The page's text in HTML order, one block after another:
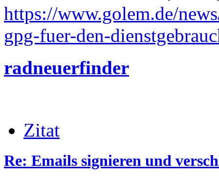
https://www.golem.de/
gpg-fuer-den-
radneuerfinder
Zitat
Re: Emails signieren und